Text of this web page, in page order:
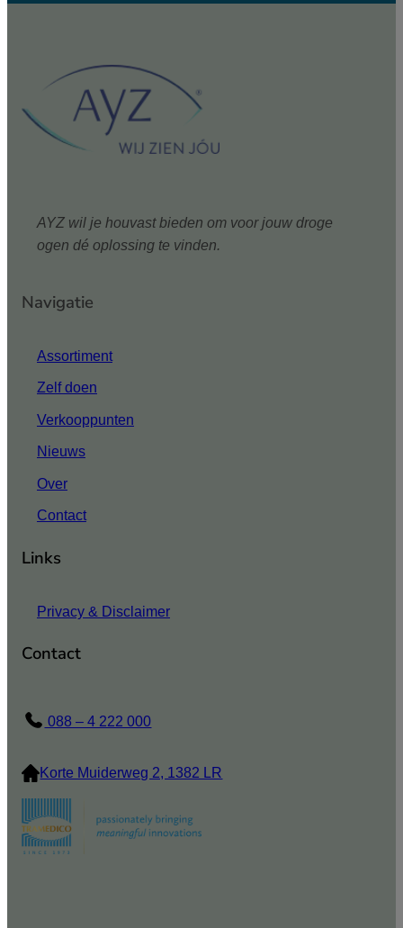
AYZ wil je houvast bieden om voor jouw droge
ogen dé oplossing te vinden.
Navigatie
Assortiment
Zelf doen
Verkooppunten
Nieuws
Over
Contact
Links
Privacy & Disclaimer
Contact
088 – 4 222 000
Korte Muiderweg 2, 1382 LR